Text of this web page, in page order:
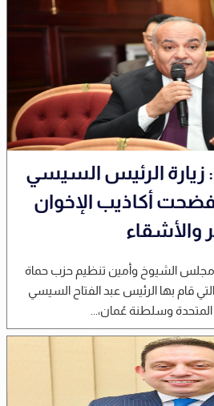
زيارة الرئيس السيسي
أكاذيب الإخوان
والأشقاء
مجلس الشيوخ وأمين تنظيم حزب حماة
قام بها الرئيس عبد الفتاح السيسي
وسلطنة عُمان،...